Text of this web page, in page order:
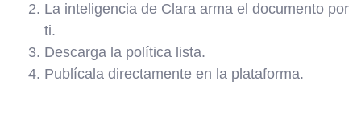
La inteligencia de Clara arma el documento por
ti.
Descarga la política lista.
Publícala directamente en la plataforma.